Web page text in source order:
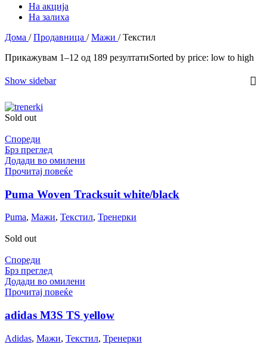
На акција
На залиха
Дома / Продавница / Мажи / Текстил
Прикажувам 1–12 од 189 резултатиSorted by price: low to high
Show sidebar
Sold out
Спореди
Брз преглед
Додади во омилени
Прочитај повеќе
Puma Woven Tracksuit white/black
Puma, Мажи, Текстил, Тренерки
Sold out
Спореди
Брз преглед
Додади во омилени
Прочитај повеќе
adidas M3S TS yellow
Adidas, Мажи, Текстил, Тренерки